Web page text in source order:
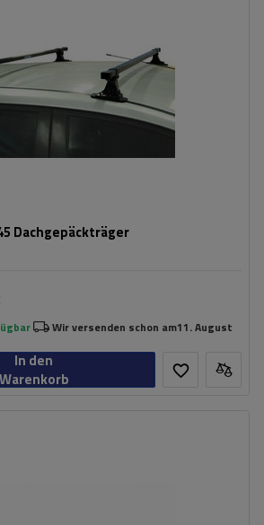
Dachgepäckträger
Wir versenden schon am11. August
In den
Warenkorb